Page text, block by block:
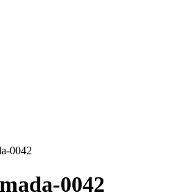
0042
0042